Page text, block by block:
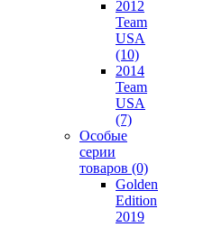
2012
Team
USA
(10)
2014
Team
USA
(7)
Особые
серии
товаров (0)
Golden
Edition
2019